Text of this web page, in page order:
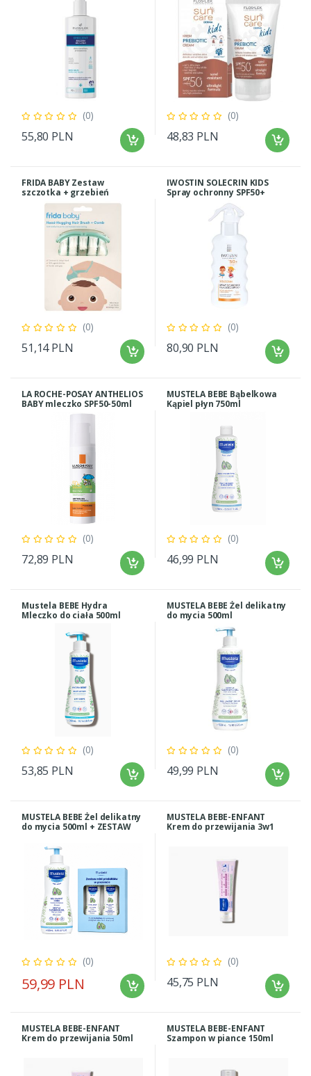
(0)
55,80 PLN
(0)
48,83 PLN
FRIDA BABY Zestaw
szczotka + grzebień
(0)
51,14 PLN
IWOSTIN SOLECRIN KIDS
Spray ochronny SPF50+
(0)
80,90 PLN
LA ROCHE-POSAY ANTHELIOS
BABY mleczko SPF50-50ml
(0)
72,89 PLN
MUSTELA BEBE Bąbelkowa
Kąpiel płyn 750ml
(0)
46,99 PLN
Mustela BEBE Hydra
Mleczko do ciała 500ml
(0)
53,85 PLN
MUSTELA BEBE Żel delikatny
do mycia 500ml
(0)
49,99 PLN
MUSTELA BEBE Żel delikatny
do mycia 500ml + ZESTAW
(0)
59,99 PLN
MUSTELA BEBE-ENFANT
Krem do przewijania 3w1
(0)
45,75 PLN
MUSTELA BEBE-ENFANT
Krem do przewijania 50ml
MUSTELA BEBE-ENFANT
Szampon w piance 150ml